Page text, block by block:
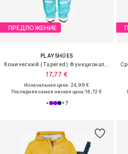
ПРЕДЛОЖЕНИЕ
PLAYSHOES
17,77 €
Изначальная цена: 24,99 €
Последняя самая низкая цена:16,72 €
+7